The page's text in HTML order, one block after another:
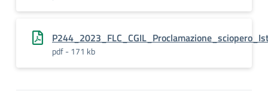
pdf - 171 kb